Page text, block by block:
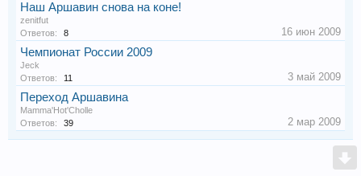
Наш Аршавин снова на коне!
zenitfut
Ответов:
8 16 июн 2009
Чемпионат России 2009
Jeck
Ответов:
11 3 май 2009
Переход Аршавина
Mamma'Hot'Cholle
Ответов:
39 2 мар 2009